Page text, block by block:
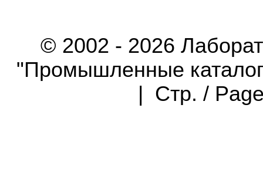
© 2002 - 2026
"Промышленные
| Стр. /